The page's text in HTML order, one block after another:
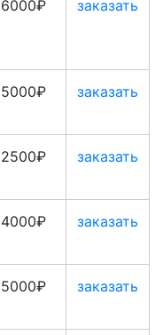
6000₽ заказать
5000₽ заказать
2500₽ заказать
4000₽ заказать
5000₽ заказать